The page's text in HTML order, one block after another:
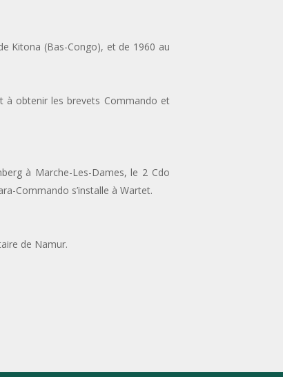
Kitona (Bas-Congo), et de 1960 au
à obtenir les brevets Commando et
à Marche-Les-Dames, le 2 Cdo
Commando s’installe à Wartet.
de Namur.